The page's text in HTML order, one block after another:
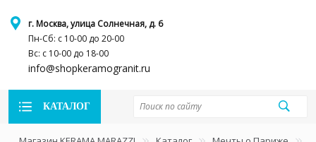
г. Москва, улица Солнечная, д. 6
Пн-Сб: с 10-00 до 20-00
Вс: с 10-00 до 18-00
info@shopkeramogranit.ru
КАТАЛОГ